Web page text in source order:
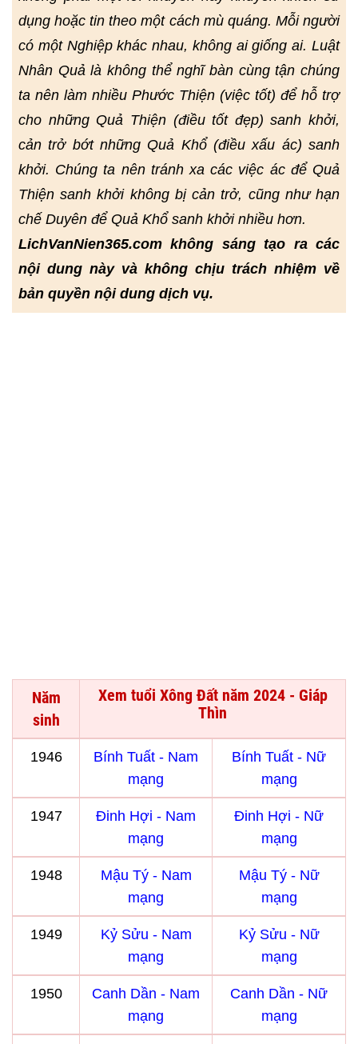
dụng hoặc tin theo một cách mù quáng. Mỗi người
có một Nghiệp khác nhau, không ai giống ai. Luật
Nhân Quả là không thể nghĩ bàn cùng tận chúng
ta nên làm nhiều Phước Thiện (việc tốt) để hỗ trợ
cho những Quả Thiện (điều tốt đẹp) sanh khởi,
cản trở bớt những Quả Khổ (điều xấu ác) sanh
khởi. Chúng ta nên tránh xa các việc ác để Quả
Thiện sanh khởi không bị cản trở, cũng như hạn
chế Duyên để Quả Khổ sanh khởi nhiều hơn.
LichVanNien365.com không sáng tạo ra các
nội dung này và không chịu trách nhiệm về
bản quyền nội dung dịch vụ.
Năm
sinh
Xem tuổi Xông Đất năm 2024 - Giáp
Thìn
1946
Bính Tuất - Nam
mạng
Bính Tuất - Nữ
mạng
1947
Đinh Hợi - Nam
mạng
Đinh Hợi - Nữ
mạng
1948
Mậu Tý - Nam
mạng
Mậu Tý - Nữ
mạng
1949
Kỷ Sửu - Nam
mạng
Kỷ Sửu - Nữ
mạng
1950
Canh Dần - Nam
mạng
Canh Dần - Nữ
mạng